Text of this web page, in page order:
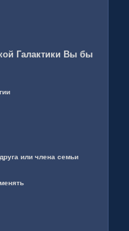
Галактики Вы бы
или члена семьи